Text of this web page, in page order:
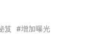
笈
增加曝光